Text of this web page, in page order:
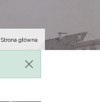
Strona główna